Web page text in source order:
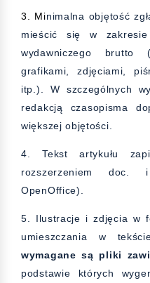
3. Minimalna objętość
mieścić się w
wydawniczego brutto
grafikami, zdjęciami,
itp.). W szczególnych
redakcją czasopisma
większej objętości.
4. Tekst artykułu
rozszerzeniem
OpenOffice).
5. Ilustracje i zdjęcia w
umieszczania w
wymagane są pliki
podstawie których